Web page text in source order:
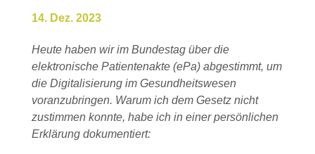
14. Dez. 2023
Heute haben wir im Bundestag über die
elektronische Patientenakte (ePa) abgestimmt, um
die Digitalisierung im Gesundheitswesen
voranzubringen. Warum ich dem Gesetz nicht
zustimmen konnte, habe ich in einer persönlichen
Erklärung dokumentiert: